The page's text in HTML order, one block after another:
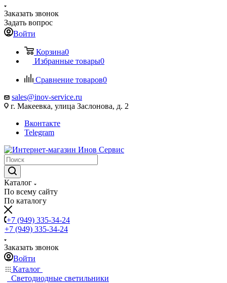
Заказать звонок
Задать вопрос
Войти
Корзина0
Избранные товары0
Сравнение товаров0
sales@inov-service.ru
г. Макеевка, улица Заслонова, д. 2
Вконтакте
Telegram
Каталог
По всему сайту
По каталогу
+7 (949) 335-34-24
+7 (949) 335-34-24
Заказать звонок
Войти
Каталог
Светодиодные светильники